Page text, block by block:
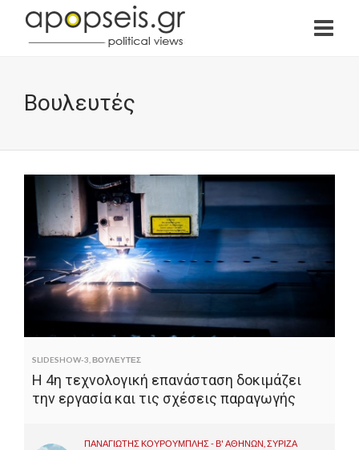
Βουλευτές
SLIDESHOW-3 ΒΟΥΛΕΥΤΕΣ
Η 4η τεχνολογική επανάσταση δοκιμάζει
την εργασία και τις σχέσεις παραγωγής
ΠΑΝΑΓΙΩΤΗΣ ΚΟΥΡΟΥΜΠΛΗΣ - Β' ΑΘΗΝΩΝ, ΣΥΡΙΖΑ